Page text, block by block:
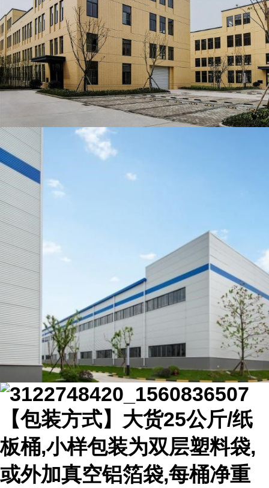
【包装方式】大货25公斤/纸
板桶,小样包装为双层塑料袋,
或外加真空铝箔袋,每桶净重